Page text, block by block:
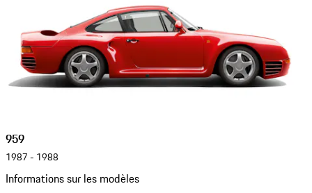
959
1987 - 1988
Informations sur les modèles